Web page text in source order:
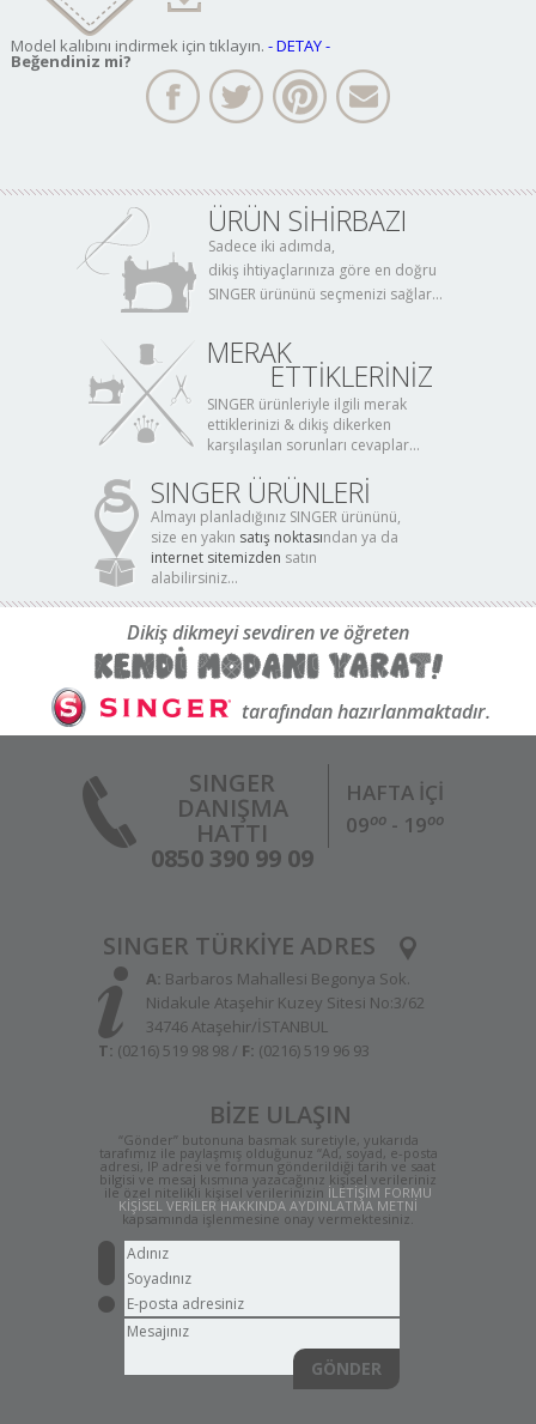
Model kalıbını indirmek için tıklayın. - DETAY -
Beğendiniz mi?
ÜRÜN SİHİRBAZI
Sadece iki adımda,
dikiş ihtiyaçlarınıza göre en doğru
SINGER ürününü seçmenizi sağlar...
MERAK
ETTİKLERİNİZ
SINGER ürünleriyle ilgili merak
ettiklerinizi & dikiş dikerken
karşılaşılan sorunları cevaplar...
SINGER ÜRÜNLERİ
Almayı planladığınız SINGER ürününü,
size en yakın satış noktasından ya da
internet sitemizden satın
alabilirsiniz...
Dikiş dikmeyi sevdiren ve öğreten
tarafından hazırlanmaktadır.
SINGER
DANIŞMA
HATTI
0850 390 99 09
HAFTA İÇİ
09oo- 19oo
SINGER TÜRKİYE ADRES
A: Barbaros Mahallesi Begonya Sok.
Nidakule Ataşehir Kuzey Sitesi No:3/62
34746 Ataşehir/İSTANBUL
T: (0216) 519 98 98 / F: (0216) 519 96 93
BİZE ULAŞIN
“Gönder” butonuna basmak suretiyle, yukarıda
tarafımız ile paylaşmış olduğunuz “Ad, soyad, e-posta
adresi, IP adresi ve formun gönderildiği tarih ve saat
bilgisi ve mesaj kısmına yazacağınız kişisel verileriniz
ile özel nitelikli kişisel verilerinizin İLETİŞİM FORMU
KİŞİSEL VERİLER HAKKINDA AYDINLATMA METNİ
kapsamında işlenmesine onay vermektesiniz.
GÖNDER